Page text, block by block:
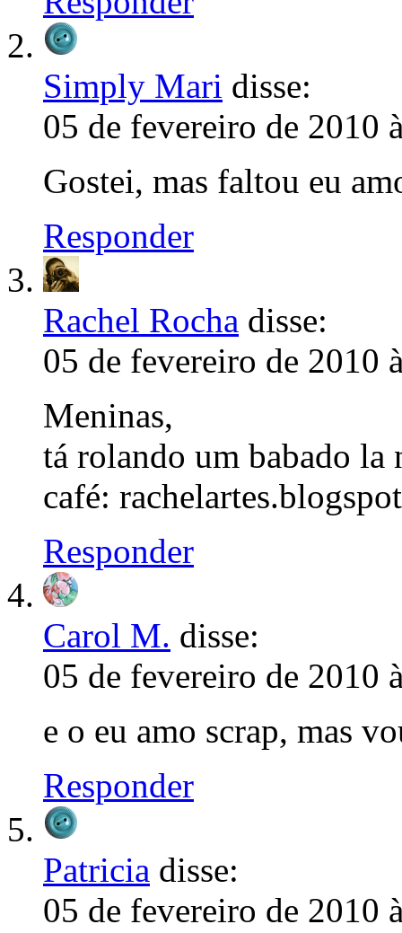
Simply Mari disse:
05 de fevereiro de 2010
Gostei, mas faltou eu
Responder
Rachel Rocha disse:
05 de fevereiro de 2010
Meninas,
tá rolando um babado la
café:
Responder
Carol M. disse:
05 de fevereiro de 2010
e o eu amo scrap, mas
Responder
Patricia disse:
05 de fevereiro de 2010